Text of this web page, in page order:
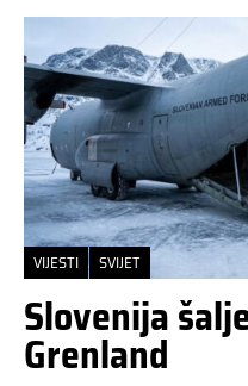
VIJESTI SVIJET
Slovenija
Grenland